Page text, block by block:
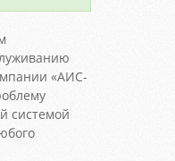
«АИС-
системой